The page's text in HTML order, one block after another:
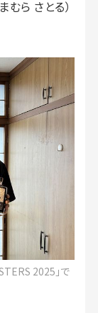
ら さとる）
2025」で